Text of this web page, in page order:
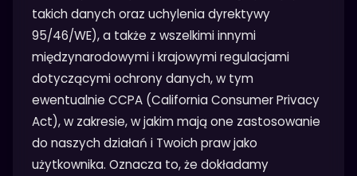
takich danych oraz uchylenia dyrektywy
95/46/WE), a także z wszelkimi innymi
międzynarodowymi i krajowymi regulacjami
dotyczącymi ochrony danych, w tym
ewentualnie CCPA (California Consumer Privacy
Act), w zakresie, w jakim mają one zastosowanie
do naszych działań i Twoich praw jako
użytkownika. Oznacza to, że dokładamy